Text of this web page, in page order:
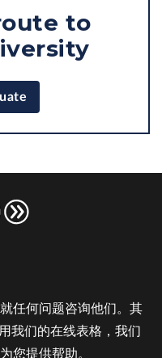
to
任何问题咨询他们。其
用我们的在线表格，我们
您提供帮助。